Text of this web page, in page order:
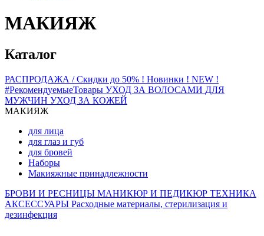
МАКИЯЖ
Каталог
РАСПРОДАЖА / Скидки до 50% ! Новинки ! NEW !
#РекомендуемыеТовары УХОД ЗА ВОЛОСАМИ ДЛЯ
МУЖЧИН УХОД ЗА КОЖЕЙ
МАКИЯЖ
для лица
для глаз и губ
для бровей
Наборы
Макияжные принадлежности
БРОВИ И РЕСНИЦЫ МАНИКЮР И ПЕДИКЮР ТЕХНИКА
АКСЕССУАРЫ Расходные материалы, стерилизация и
дезинфекция